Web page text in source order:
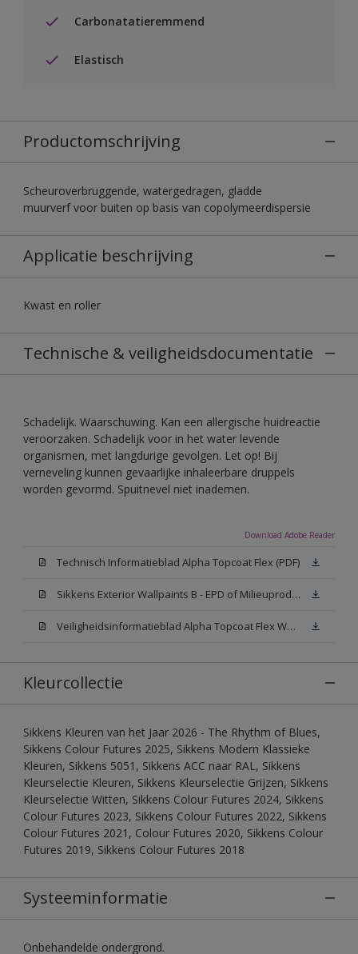
Carbonatatieremmend
Elastisch
Productomschrijving
Scheuroverbruggende, watergedragen, gladde
muurverf voor buiten op basis van copolymeerdispersie
Applicatie beschrijving
Kwast en roller
Technische & veiligheidsdocumentatie
Schadelijk. Waarschuwing. Kan een allergische huidreactie
veroorzaken. Schadelijk voor in het water levende
organismen, met langdurige gevolgen. Let op! Bij
verneveling kunnen gevaarlijke inhaleerbare druppels
worden gevormd. Spuitnevel niet inademen.
Download Adobe Reader
Technisch Informatieblad Alpha Topcoat Flex (PDF)
Sikkens Exterior Wallpaints B - EPD of Milieuproductverklaring
Veiligheidsinformatieblad Alpha Topcoat Flex White W05 (MSDS)
Kleurcollectie
Sikkens Kleuren van het Jaar 2026 - The Rhythm of Blues,
Sikkens Colour Futures 2025, Sikkens Modern Klassieke
Kleuren, Sikkens 5051, Sikkens ACC naar RAL, Sikkens
Kleurselectie Kleuren, Sikkens Kleurselectie Grijzen, Sikkens
Kleurselectie Witten, Sikkens Colour Futures 2024, Sikkens
Colour Futures 2023, Sikkens Colour Futures 2022, Sikkens
Colour Futures 2021, Colour Futures 2020, Sikkens Colour
Futures 2019, Sikkens Colour Futures 2018
Systeeminformatie
Onbehandelde ondergrond.